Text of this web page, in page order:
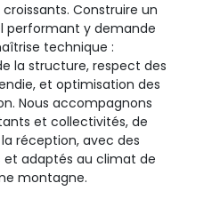
Construire un
performant y demande
technique :
la structure, respect des
et optimisation des
Nous accompagnons
et collectivités, de
réception, avec des
et adaptés au climat de
montagne.